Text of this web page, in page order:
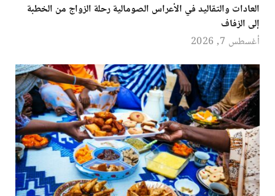
العادات والتقاليد في الأعراس الصومالية رحلة الزواج من الخطبة
إلى الزفاف
أغسطس 7, 2026